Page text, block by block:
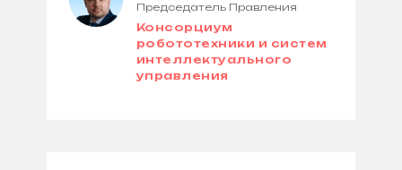
Председатель Правления
Консорциум
робототехники и систем
интеллектуального
управления